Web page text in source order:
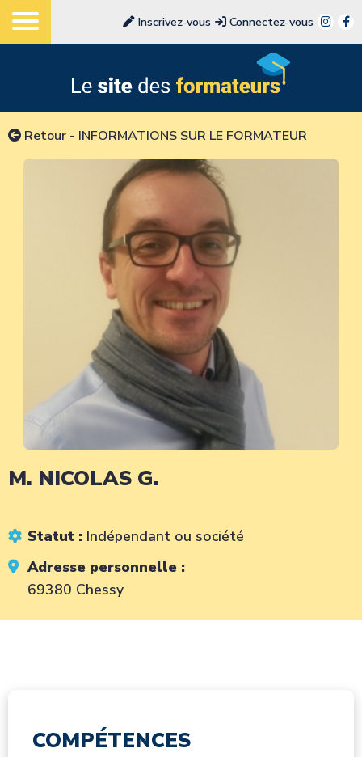
Inscrivez-vous Connectez-vous
Retour - INFORMATIONS SUR LE FORMATEUR
M. NICOLAS G.
Statut : Indépendant ou société
Adresse personnelle :
69380 Chessy
COMPÉTENCES